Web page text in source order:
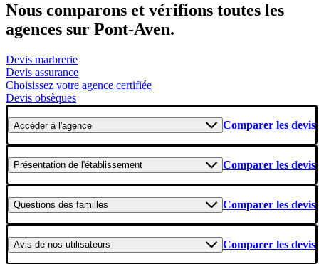
Nous comparons et vérifions toutes les
agences sur Pont-Aven.
Devis marbrerie
Devis assurance
Choisissez votre agence certifiée
Devis obsèques
Accéderà l'agence Comparer les devis
Présentation de l'établissement Comparer les devis
Questions des familles Comparer les devis
Avis de nos utilisateurs Comparer les devis